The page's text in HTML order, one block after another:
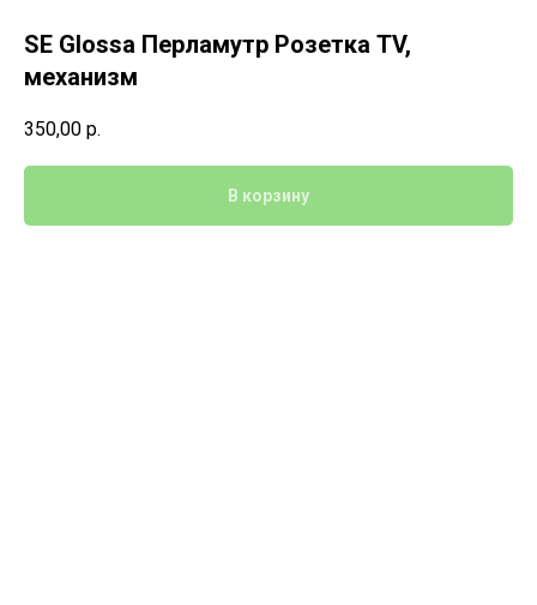
SE Glossa Перламутр Розетка TV,
механизм
350,00 р.
В корзину